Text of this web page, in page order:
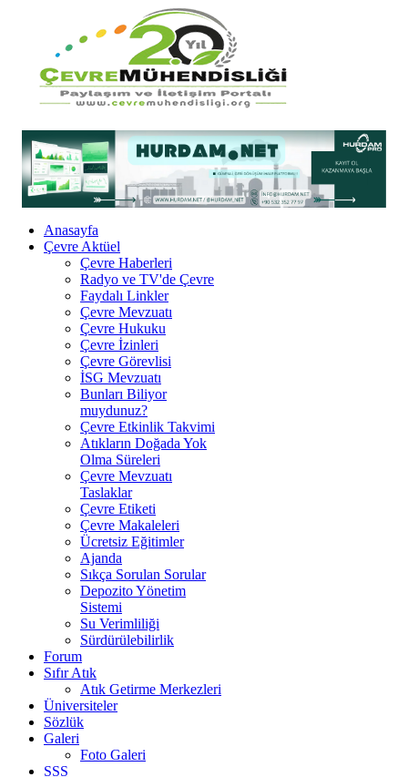
Anasayfa
Çevre Aktüel
Çevre Haberleri
Radyo ve TV'de Çevre
Faydalı Linkler
Çevre Mevzuatı
Çevre Hukuku
Çevre İzinleri
Çevre Görevlisi
İSG Mevzuatı
Bunları Biliyor
muydunuz?
Çevre Etkinlik Takvimi
Atıkların Doğada Yok
Olma Süreleri
Çevre Mevzuatı
Taslaklar
Çevre Etiketi
Çevre Makaleleri
Ücretsiz Eğitimler
Ajanda
Sıkça Sorulan Sorular
Depozito Yönetim
Sistemi
Su Verimliliği
Sürdürülebilirlik
Forum
Sıfır Atık
Atık Getirme Merkezleri
Üniversiteler
Sözlük
Galeri
Foto Galeri
SSS